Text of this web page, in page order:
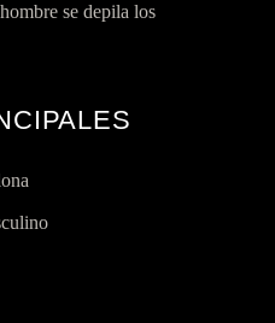
se depila los